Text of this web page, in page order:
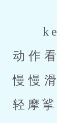
kevin从后面扶着她的腰，
动作
慢慢
轻摩